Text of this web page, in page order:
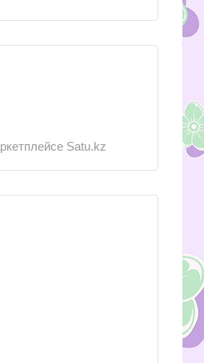
Satu.kz